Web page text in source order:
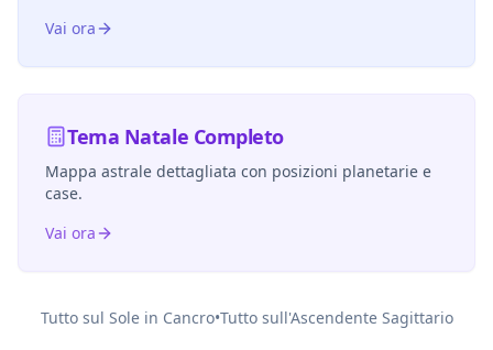
Vai ora
Tema Natale Completo
Mappa astrale dettagliata con posizioni planetarie e
case.
Vai ora
Tutto sul Sole in Cancro•Tutto sull'Ascendente Sagittario